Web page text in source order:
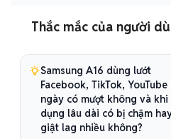
Thắc mắc của người
Samsung A16 dùng lướt
Facebook, TikTok, YouTube
ngày có mượt không và khi
dụng lâu dài có bị chậm
giật lag nhiều không?